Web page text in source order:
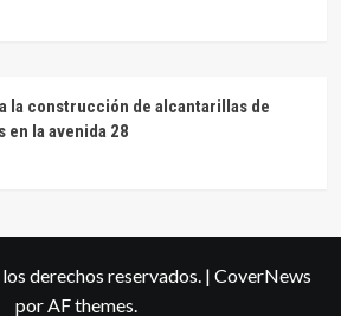
la construcción de alcantarillas de
en la avenida 28
derechos reservados. | CoverNews
por AF themes.